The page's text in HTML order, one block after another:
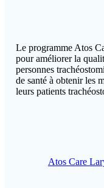
Le programme Atos
pour améliorer la
personnes
de santé à obtenir les
leurs patients
Atos Care